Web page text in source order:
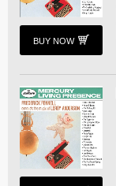
BUY NOW